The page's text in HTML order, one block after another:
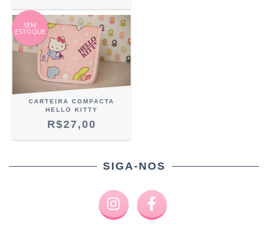
SEM
ESTOQUE
CARTEIRA COMPACTA
HELLO KITTY
R$27,00
SIGA-NOS